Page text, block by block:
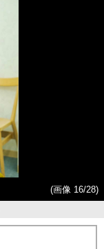
(画像 16/28)